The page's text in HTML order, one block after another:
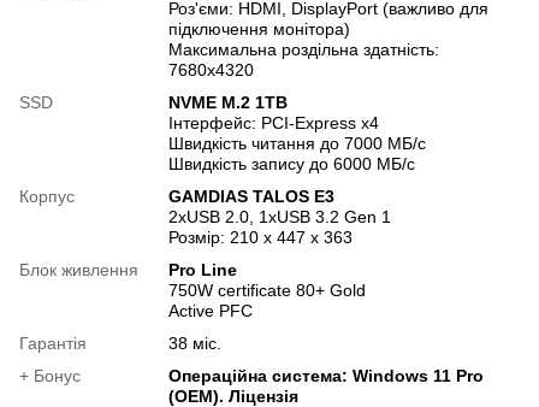
Роз'єми: HDMI, DisplayPort (важливо для
підключення монітора)
Максимальна роздільна здатність:
7680x4320
SSD
NVME M.2 1TB
Інтерфейс: PCI-Express x4
Швидкість читання до 7000 МБ/с
Швидкість запису до 6000 МБ/с
Корпус
GAMDIAS TALOS E3
2xUSB 2.0, 1xUSB 3.2 Gen 1
Розмір: 210 x 447 x 363
Блок живлення
Pro Line
750W certificate 80+ Gold
Active PFC
Гарантія
38 міс.
+ Бонус
Операційна система: Windows 11 Pro
(OEM). Ліцензія